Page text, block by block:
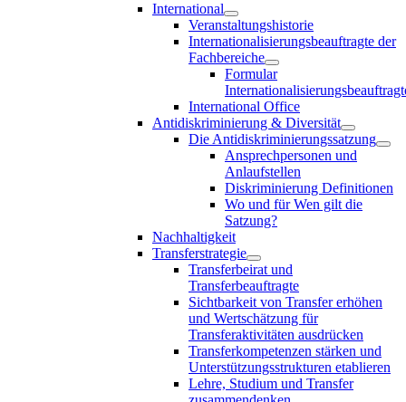
International
Veranstaltungshistorie
Internationalisierungsbeauftragte der
Fachbereiche
Formular
International Office
Antidiskriminierung & Diversität
Die Antidiskriminierungssatzung
Ansprechpersonen und
Anlaufstellen
Diskriminierung Definitionen
Wo und für Wen gilt die
Satzung?
Nachhaltigkeit
Transferstrategie
Transferbeirat und
Transferbeauftragte
Sichtbarkeit von Transfer erhöhen
und Wertschätzung für
Transferaktivitäten ausdrücken
Transferkompetenzen stärken und
Unterstützungsstrukturen etablieren
Lehre, Studium und Transfer